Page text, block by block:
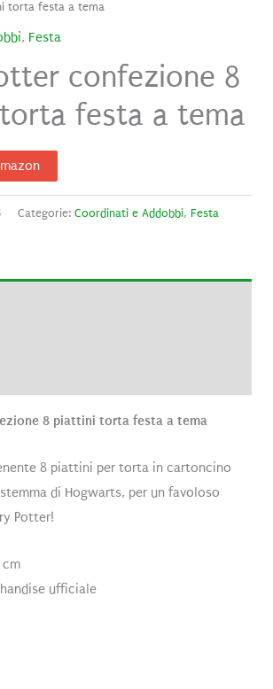
torta festa a tema
, Festa
confezione 8
festa a tema
Categorie: Coordinati e Addobbi, Festa
8 piattini torta festa a tema
8 piattini per torta in cartoncino
di Hogwarts, per un favoloso
Potter!
cm
ufficiale